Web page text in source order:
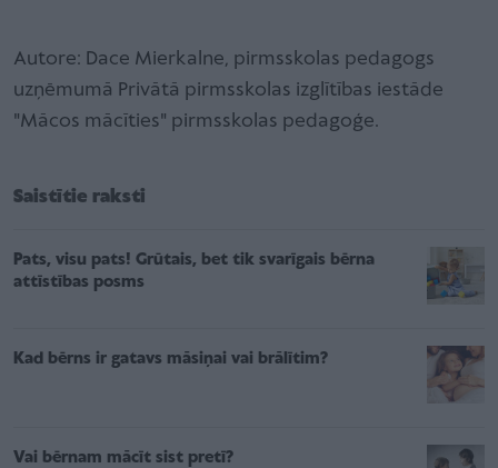
Autore: Dace Mierkalne, pirmsskolas pedagogs
uzņēmumā Privātā pirmsskolas izglītības iestāde
"Mācos mācīties" pirmsskolas pedagoģe.
Saistītie raksti
Pats, visu pats! Grūtais, bet tik svarīgais bērna
attīstības posms
Kad bērns ir gatavs māsiņai vai brālītim?
Vai bērnam mācīt sist pretī?